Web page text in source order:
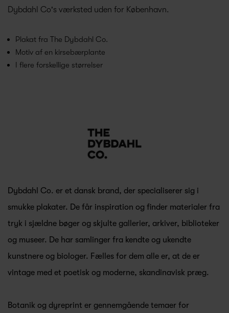
Dybdahl Co's værksted uden for København.
Plakat fra The Dybdahl Co.
Motiv af en kirsebærplante
I flere forskellige størrelser
Dybdahl Co. er et dansk brand, der specialiserer sig i
smukke plakater. De får inspiration og finder materialer fra
tryk i sjældne bøger og skjulte gallerier, arkiver, biblioteker
og museer. De har samlinger fra kendte og ukendte
kunstnere og biologer. Fælles for dem alle er, at de er
vintage med et poetisk og moderne, skandinavisk præg.
Botanik og dyreprint er gennemgående temaer for